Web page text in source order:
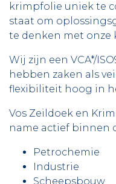
krimpfolie uniek te
staat om
te denken met onze
Wij zijn een VCA*/
hebben zaken als
flexibiliteit hoog in
Vos Zeildoek en
name actief binnen
Petrochemie
Industrie
Scheepsbouw